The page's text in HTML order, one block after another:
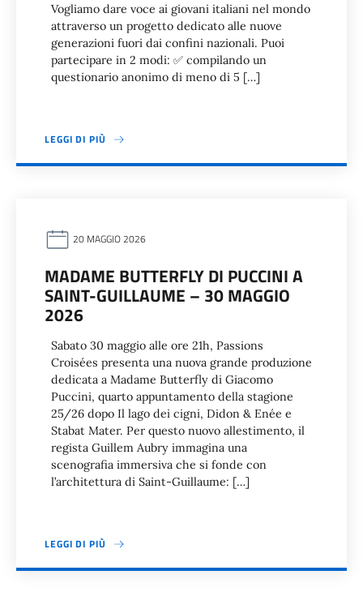
Vogliamo dare voce ai giovani italiani nel mondo
attraverso un progetto dedicato alle nuove
generazioni fuori dai confini nazionali. Puoi
partecipare in 2 modi: ✅ compilando un
questionario anonimo di meno di 5 […]
LEGGI DI PIÙ
20 MAGGIO 2026
MADAME BUTTERFLY DI PUCCINI A
SAINT-GUILLAUME – 30 MAGGIO
2026
Sabato 30 maggio alle ore 21h, Passions
Croisées presenta una nuova grande produzione
dedicata a Madame Butterfly di Giacomo
Puccini, quarto appuntamento della stagione
25/26 dopo Il lago dei cigni, Didon & Enée e
Stabat Mater. Per questo nuovo allestimento, il
regista Guillem Aubry immagina una
scenografia immersiva che si fonde con
l’architettura di Saint-Guillaume: […]
LEGGI DI PIÙ